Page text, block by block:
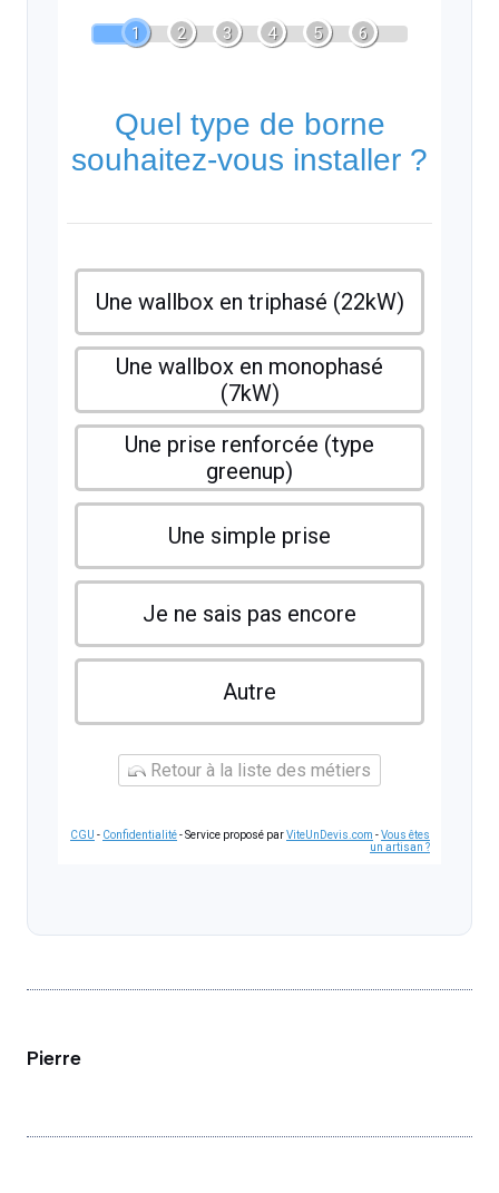
1 2 3 4 5 6
Quel type de borne
souhaitez-vous installer ?
Une wallbox en triphasé (22kW)
Une wallbox en monophasé
(7kW)
Une prise renforcée (type
greenup)
Une simple prise
Je ne sais pas encore
Autre
Retour à la liste des métiers
CGU - Confidentialité- Service proposé parViteUnDevis.com -Vous êtes
un artisan ?
Pierre